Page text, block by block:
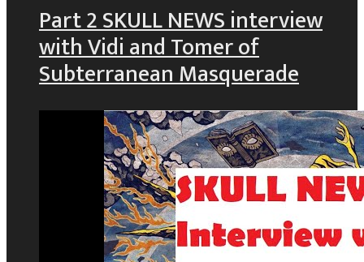
Part 2 SKULL NEWS interview
with Vidi and Tomer of
Subterranean Masquerade